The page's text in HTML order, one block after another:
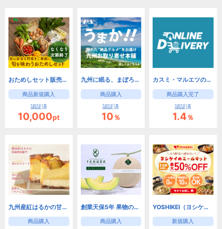
おためしセット販売【らでぃっしゅぼーや】
商品新規購入
認証済
10,000pt
九州に眠る、まぼろしのグルメ産直サイト。全品送料無料【九州お取り寄せ本舗】
商品購入
認証済
10％
カスミ・マルエツのネットスーパー オンラインデリバリー
商品購入完了
認証済
1.4％
九州産紅はるかの甘い幸せをお届け 紅はるか焼き芋専門店 紅茶房
商品購入
創業天保5年 果物の老舗『千疋屋総本店』公式ストア【果物や洋菓子のギフトセット】
商品購入
YOSHIKEI（ヨシケイ）8つの選べるミールキットお試し5days
新規購入